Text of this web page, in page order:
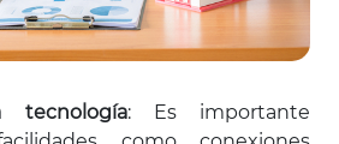
: Es importante